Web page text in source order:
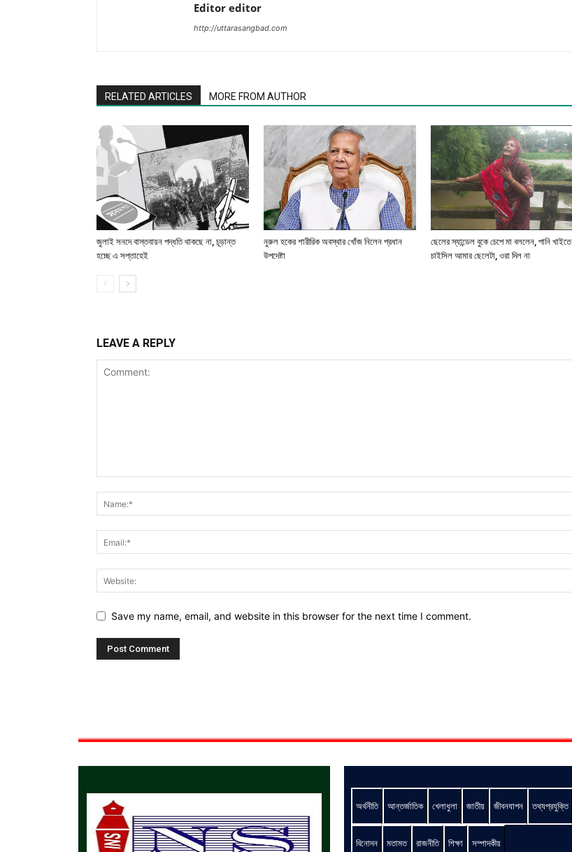
Editor editor
http://uttarasangbad.com
RELATED ARTICLES MORE FROM AUTHOR
জুলাই সনদে বাস্তবায়ন পদ্ধতি থাকছে না, চূড়ান্ত
হচ্ছে এ সপ্তাহেই
নুরুল হকের শারীরিক অবস্থার খোঁজ নিলেন প্রধান
উপদেষ্টা
ছেলের স্যান্ডেল বুকে চেপে মা বললেন, পানি খাইতে
চাইসিল আমার ছেলেটা, ওরা দিল না
LEAVE A REPLY
Save my name, email, and website in this browser for the next time I comment.
অর্থনীতি আন্তর্জাতিক খেলাধুলা জাতীয় জীবনযাপন তথ্যপ্রযুক্তি
বিনোদন মতামত রাজনীতি শিক্ষা সম্পাদকীয়